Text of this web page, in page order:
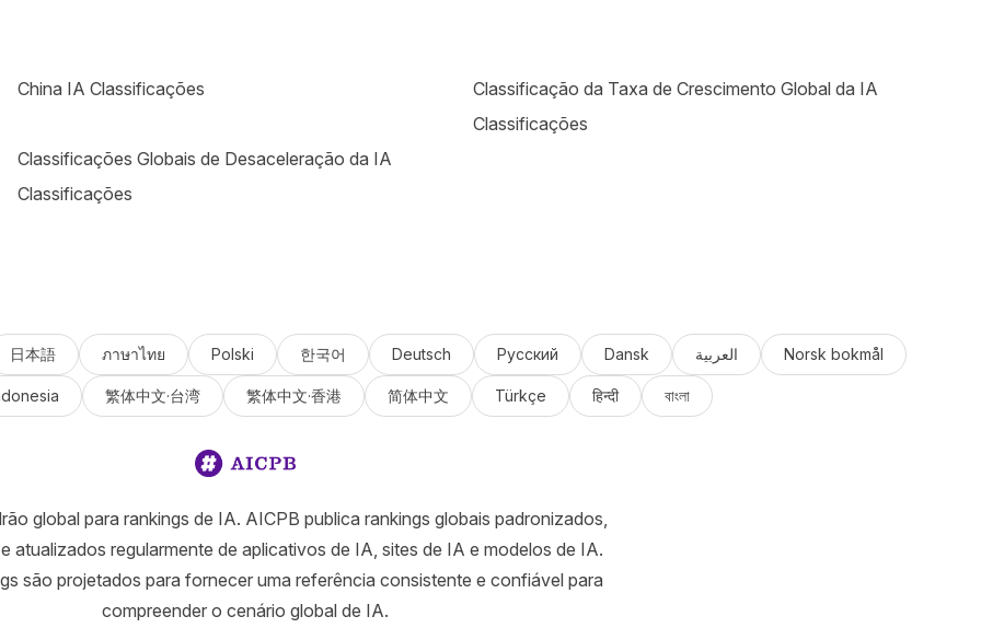
China IA Classificações
Classificação da Taxa de Crescimento Global da IA
Classificações
Classificações Globais de Desaceleração da IA
Classificações
日本語 ภาษาไทย Polski 한국어 Deutsch Русский Dansk العربية Norsk bokmål
繁体中文·台湾 繁体中文·香港 简体中文 Türkçe हिन्दी বাংলা
global para rankings de IA. AICPB publica rankings globais padronizados,
atualizados regularmente de aplicativos de IA, sites de IA e modelos de IA.
são projetados para fornecer uma referência consistente e confiável para
compreender o cenário global de IA.